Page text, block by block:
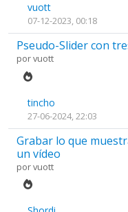
vuott
07-12-2023, 00:18
Pseudo-Slider con
porvuott
tincho
27-06-2024, 22:03
Grabar lo que
un vídeo
porvuott